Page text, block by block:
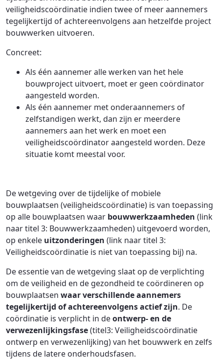
veiligheidscoördinatie indien twee of meer aannemers
tegelijkertijd of achtereenvolgens aan hetzelfde project
bouwwerken uitvoeren.
Concreet:
Als één aannemer alle werken van het hele
bouwproject uitvoert, moet er geen coördinator
aangesteld worden.
Als één aannemer met onderaannemers of
zelfstandigen werkt, dan zijn er meerdere
aannemers aan het werk en moet een
veiligheidscoördinator aangesteld worden. Deze
situatie komt meestal voor.
De wetgeving over de tijdelijke of mobiele
bouwplaatsen (veiligheidscoördinatie) is van toepassing
op alle bouwplaatsen waar bouwwerkzaamheden (link
naar titel 3: Bouwwerkzaamheden) uitgevoerd worden,
op enkele uitzonderingen (link naar titel 3:
Veiligheidscoördinatie is niet van toepassing bij) na.
De essentie van de wetgeving slaat op de verplichting
om de veiligheid en de gezondheid te coördineren op
bouwplaatsen waar verschillende aannemers
tegelijkertijd of achtereenvolgens actief zijn. De
coördinatie is verplicht in deontwerp- en de
verwezenlijkingsfase(titel3: Veiligheidscoördinatie
ontwerp en verwezenlijking) van het bouwwerk en zelfs
tijdens de latere onderhoudsfasen.